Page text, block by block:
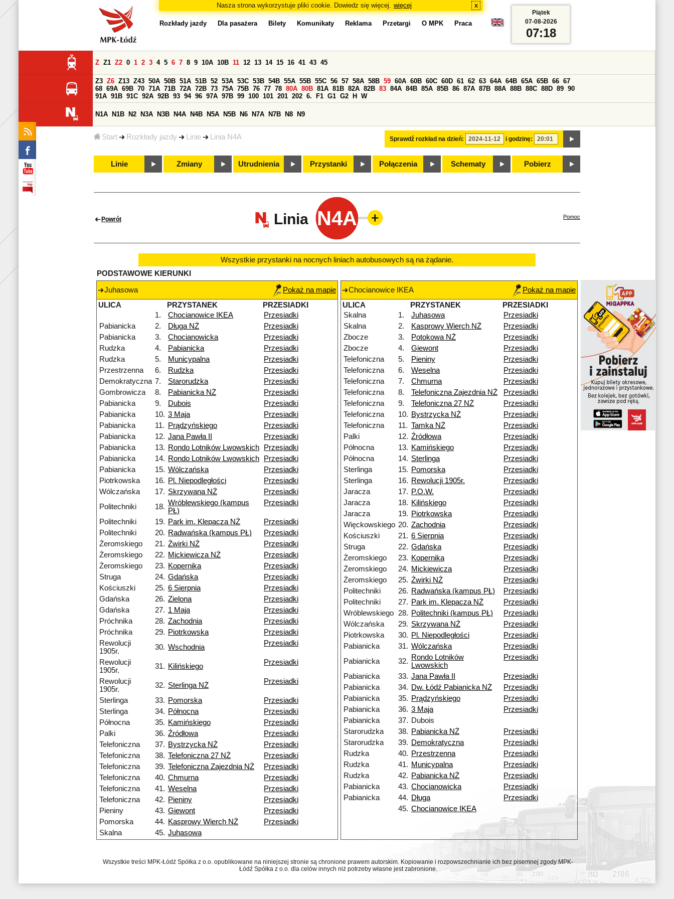
Nasza strona wykorzystuje pliki cookie. Dowiedz się więcej. więcej x
Start Rozkłady jazdy Linie Linia N4A
Rozkłady jazdy Dla pasażera Bilety Komunikaty Reklama Przetargi O MPK Praca
Sprawdź rozkład na dzień: i godzinę:
Z Z1 Z2 0 1 2 3 4 5 6 7 8 9 10A 10B 11 12 13 14 15 16 41 43 45
Z3 Z6 Z13 Z43 50A 50B 51A 51B 52 53A 53C 53B 54B 55A 55B 55C 56 57 58A 58B 59 60A 60B 60C 60D 61 62 63 64A 64B 65A 65B 66 67
68 69A 69B 70 71A 71B 72A 72B 73 75A 75B 76 77 78 80A 80B 81A 81B 82A 82B 83 84A 84B 85A 85B 86 87A 87B 88A 88B 88C 88D 89 90
91A 91B 91C 92A 92B 93 94 96 97A 97B 99 100 101 201 202 6. F1 G1 G2 H W
N1A N1B N2 N3A N3B N4A N4B N5A N5B N6 N7A N7B N8 N9
Linie Zmiany Utrudnienia Przystanki Połączenia Schematy Pobierz
Piątek
07-08-2026
07:18
Powrót Linia N4A Pomoc
Wszystkie przystanki na nocnych liniach autobusowych są na żądanie.
PODSTAWOWE KIERUNKI
Juhasowa
Pokaż na mapie
ULICA
PRZYSTANEK
PRZESIADKI
1.
Chocianowice IKEA
Przesiadki
Pabianicka
2. Długa NŻ
Przesiadki
Pabianicka
3. Chocianowicka
Przesiadki
Rudzka
4. Pabianicka
Przesiadki
Rudzka
5. Municypalna
Przesiadki
Przestrzenna
6. Rudzka
Przesiadki
Demokratyczna 7. Starorudzka
Przesiadki
Gombrowicza
8. Pabianicka NŻ
Przesiadki
Pabianicka
9. Dubois
Przesiadki
Pabianicka
10. 3 Maja
Przesiadki
Pabianicka
11. Prądzyńskiego
Przesiadki
Pabianicka
12. Jana Pawła II
Przesiadki
Pabianicka
13. Rondo Lotników Lwowskich
Przesiadki
Pabianicka
14. Rondo Lotników Lwowskich
Przesiadki
Pabianicka
15. Wólczańska
Przesiadki
Piotrkowska
16. Pl. Niepodległości
Przesiadki
Wólczańska
17. Skrzywana NŻ
Przesiadki
Politechniki
18. Wróblewskiego (kampus
PŁ)
Przesiadki
Politechniki 19. Park im. Klepacza NŻ
Przesiadki
Politechniki
20. Radwańska (kampus PŁ)
Przesiadki
Żeromskiego
21. Żwirki NŻ
Przesiadki
Żeromskiego
22. Mickiewicza NŻ
Przesiadki
Żeromskiego
23. Kopernika
Przesiadki
Struga
24. Gdańska
Przesiadki
Kościuszki
25. 6 Sierpnia
Przesiadki
Gdańska
26. Zielona
Przesiadki
Gdańska
27. 1 Maja
Przesiadki
Próchnika
28. Zachodnia
Przesiadki
Próchnika
29. Piotrkowska
Przesiadki
Rewolucji
1905r.
30. Wschodnia Przesiadki
Rewolucji
1905r.
31. Kilińskiego Przesiadki
Rewolucji
1905r.
32. Sterlinga NŻ Przesiadki
Sterlinga 33. Pomorska
Przesiadki
Sterlinga
34. Północna
Przesiadki
Północna
35. Kamińskiego
Przesiadki
Palki
36. Źródłowa
Przesiadki
Telefoniczna
37. Bystrzycka NŻ
Przesiadki
Telefoniczna
38. Telefoniczna 27 NŻ
Przesiadki
Telefoniczna
39. Telefoniczna Zajezdnia NŻ
Przesiadki
Telefoniczna
40. Chmurna
Przesiadki
Telefoniczna
41. Weselna
Przesiadki
Telefoniczna
42. Pieniny
Przesiadki
Pieniny
43. Giewont
Przesiadki
Pomorska
44. Kasprowy Wierch NŻ
Przesiadki
Skalna
45. Juhasowa
Chocianowice IKEA
Pokaż na mapie
ULICA
PRZYSTANEK
PRZESIADKI
Skalna
1. Juhasowa
Przesiadki
Skalna
2. Kasprowy Wierch NŻ
Przesiadki
Zbocze
3. Potokowa NŻ
Przesiadki
Zbocze
4. Giewont
Przesiadki
Telefoniczna
5. Pieniny
Przesiadki
Telefoniczna
6. Weselna
Przesiadki
Telefoniczna
7. Chmurna
Przesiadki
Telefoniczna
8. Telefoniczna Zajezdnia NŻ
Przesiadki
Telefoniczna
9. Telefoniczna 27 NŻ
Przesiadki
Telefoniczna
10. Bystrzycka NŻ
Przesiadki
Telefoniczna
11. Tamka NŻ
Przesiadki
Palki
12. Źródłowa
Przesiadki
Północna
13. Kamińskiego
Przesiadki
Północna
14. Sterlinga
Przesiadki
Sterlinga
15. Pomorska
Przesiadki
Sterlinga
16. Rewolucji 1905r.
Przesiadki
Jaracza
17. P.O.W.
Przesiadki
Jaracza
18. Kilińskiego
Przesiadki
Jaracza
19. Piotrkowska
Przesiadki
Więckowskiego 20. Zachodnia
Przesiadki
Kościuszki
21. 6 Sierpnia
Przesiadki
Struga
22. Gdańska
Przesiadki
Żeromskiego
23. Kopernika
Przesiadki
Żeromskiego
24. Mickiewicza
Przesiadki
Żeromskiego
25. Żwirki NŻ
Przesiadki
Politechniki
26. Radwańska (kampus PŁ)
Przesiadki
Politechniki
27. Park im. Klepacza NŻ
Przesiadki
Wróblewskiego
28. Politechniki (kampus PŁ)
Przesiadki
Wólczańska
29. Skrzywana NŻ
Przesiadki
Piotrkowska
30. Pl. Niepodległości
Przesiadki
Pabianicka
31. Wólczańska
Przesiadki
Pabianicka
32. Rondo Lotników
Lwowskich
Przesiadki
Pabianicka 33. Jana Pawła II
Przesiadki
Pabianicka
34. Dw. Łódź Pabianicka NŻ
Przesiadki
Pabianicka
35. Prądzyńskiego
Przesiadki
Pabianicka
36. 3 Maja
Przesiadki
Pabianicka
37. Dubois
Starorudzka
38. Pabianicka NŻ
Przesiadki
Starorudzka
39. Demokratyczna
Przesiadki
Rudzka
40. Przestrzenna
Przesiadki
Rudzka
41. Municypalna
Przesiadki
Rudzka
42. Pabianicka NŻ
Przesiadki
Pabianicka
43. Chocianowicka
Przesiadki
Pabianicka
44. Długa
Przesiadki
45. Chocianowice IKEA
Wszystkie treści MPK-Łódź Spółka z o.o. opublikowane na niniejszej stronie są chronione prawem autorskim. Kopiowanie i rozpowszechnianie ich bez pisemnej zgody MPK-
Łódź Spółka z o.o. dla celów innych niż potrzeby własne jest zabronione.